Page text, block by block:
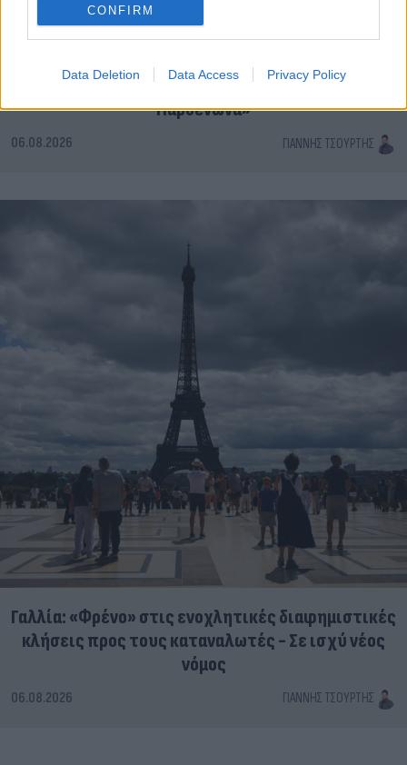
CONFIRM
Data Deletion Data Access Privacy Policy
Breitbart: «Ο Τραμπ θα μείνει στην Ιστορία αν
συμβάλλει στην επιστροφή των Γλυπτών του
Παρθενώνα»
06.08.2026 ΓΙΆΝΝΗΣ ΤΣΟΎΡΤΗΣ
Γαλλία: «Φρένο» στις ενοχλητικές διαφημιστικές
κλήσεις προς τους καταναλωτές - Σε ισχύ νέος
νόμος
06.08.2026 ΓΙΆΝΝΗΣ ΤΣΟΎΡΤΗΣ